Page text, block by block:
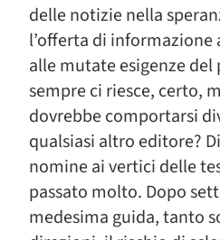
delle notizie nella
l’offerta di informazione
alle mutate esigenze
sempre ci riesce, certo,
dovrebbe comportarsi
qualsiasi altro editore?
nomine ai vertici delle
passato molto. Dopo
medesima guida, tanto